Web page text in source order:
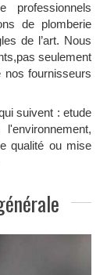
professionnels
de plomberie
de l’art. Nous
seulement
fournisseurs
suivent : etude
qualité ou mise